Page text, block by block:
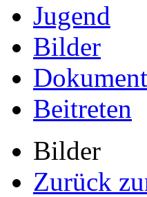
Jugend
Bilder
Beitreten
Bilder
Zurück